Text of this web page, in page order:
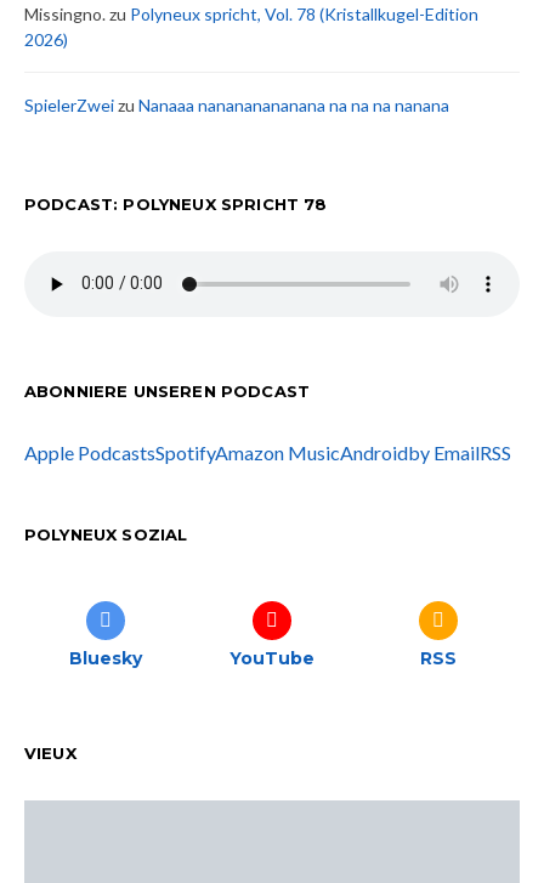
Missingno.zu Polyneux spricht, Vol. 78 (Kristallkugel-Edition
2026)
SpielerZweizu Nanaaa nanananananana na na na nanana
PODCAST: POLYNEUX SPRICHT 78
ABONNIERE UNSEREN PODCAST
Apple PodcastsSpotifyAmazon MusicAndroidby EmailRSS
POLYNEUX SOZIAL
Bluesky YouTube RSS
VIEUX